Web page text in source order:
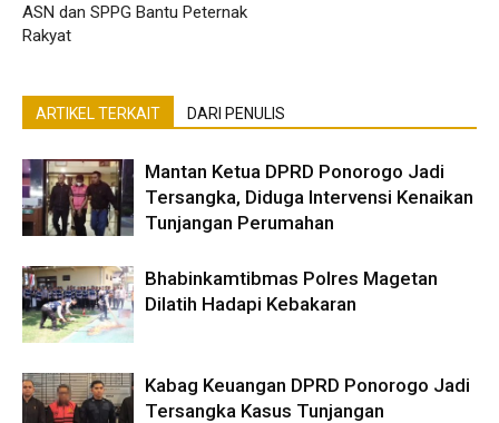
ASN dan SPPG Bantu Peternak
Rakyat
ARTIKEL TERKAIT DARI PENULIS
Mantan Ketua DPRD Ponorogo Jadi
Tersangka, Diduga Intervensi Kenaikan
Tunjangan Perumahan
Bhabinkamtibmas Polres Magetan
Dilatih Hadapi Kebakaran
Kabag Keuangan DPRD Ponorogo Jadi
Tersangka Kasus Tunjangan